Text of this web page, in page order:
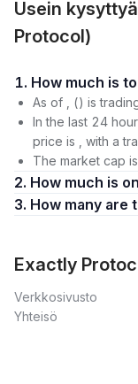
Usein
Protocol)
1.
As of , () is
In the last 24
price is , with a
The market cap
2. How much is
3. How
Exactly
Verkkosivusto
Yhteisö